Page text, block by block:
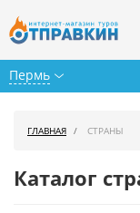
Пермь
ГЛАВНАЯ СТРАНЫ
Каталог